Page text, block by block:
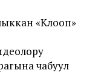
«Клооп»
чабуул